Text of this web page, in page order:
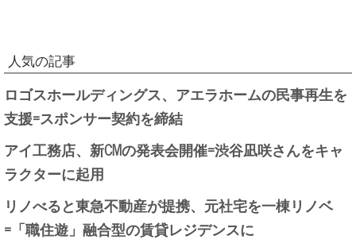
人気の記事
ロゴスホールディングス、アエラホームの民事再生を
支援=スポンサー契約を締結
アイ工務店、新CMの発表会開催=渋谷凪咲さんをキャ
ラクターに起用
リノべると東急不動産が提携、元社宅を一棟リノベ
=「職住遊」融合型の賃貸レジデンスに